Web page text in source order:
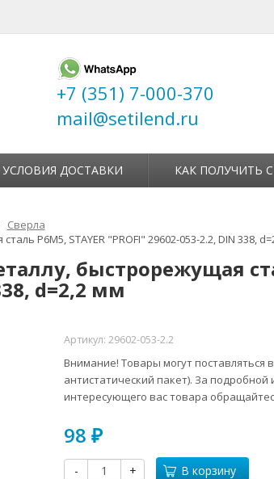
+7 (351) 7-000-370
mail@setilend.ru
УСЛОВИЯ ДОСТАВКИ КАК ПОЛУЧИТЬ
Сверла
Р6М5, STAYER "PROFI" 29602-053-2.2, DIN 338,
быстрорежущая
d=2,2 мм
Артикул:29602-053-2.2
Внимание! Товары могут поставляться
антистатический пакет). За
интересующего вас товара
98₽
- + В корзину